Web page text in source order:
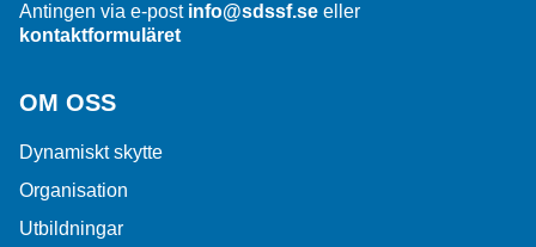
Antingen via e-post info@sdssf.se eller
kontaktformuläret
OM OSS
Dynamiskt skytte
Organisation
Utbildningar